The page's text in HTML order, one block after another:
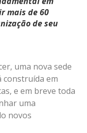
mais de 60
de seu
uma nova sede
construída em
e em breve toda
uma
novos